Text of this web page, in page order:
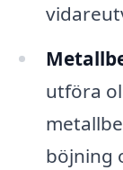
utföra
böjning